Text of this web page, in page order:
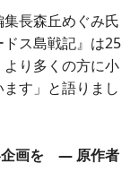
長森丘めぐみ氏
ス島戦記』は25
り多くの方に小
す」と語りまし
企画を — 原作者